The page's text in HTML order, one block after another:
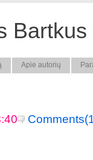
Bartkus
Apie autorių